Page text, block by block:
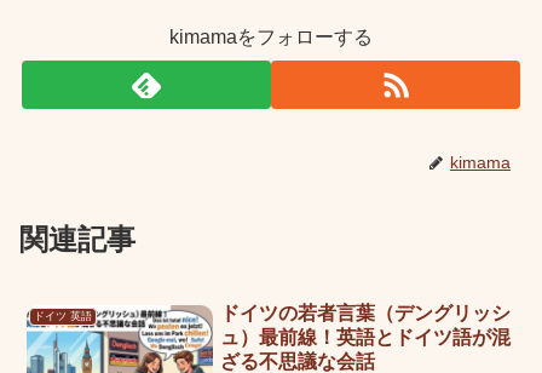
kimamaをフォローする
kimama
関連記事
ドイツ 英語
ドイツの若者言葉（デングリッシ
ュ）最前線！英語とドイツ語が混
ざる不思議な会話